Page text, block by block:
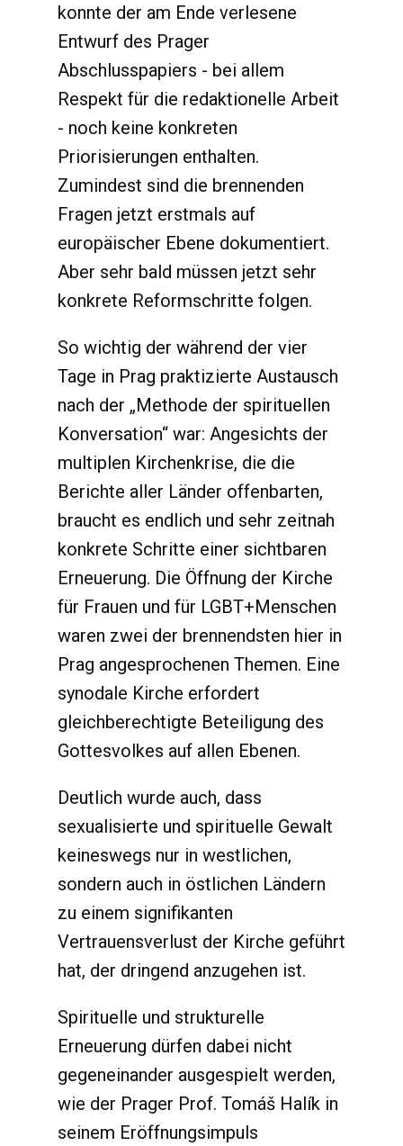
konnte der am Ende verlesene
Entwurf des Prager
Abschlusspapiers - bei allem
Respekt für die redaktionelle Arbeit
- noch keine konkreten
Priorisierungen enthalten.
Zumindest sind die brennenden
Fragen jetzt erstmals auf
europäischer Ebene dokumentiert.
Aber sehr bald müssen jetzt sehr
konkrete Reformschritte folgen.
So wichtig der während der vier
Tage in Prag praktizierte Austausch
nach der „Methode der spirituellen
Konversation“ war: Angesichts der
multiplen Kirchenkrise, die die
Berichte aller Länder offenbarten,
braucht es endlich und sehr zeitnah
konkrete Schritte einer sichtbaren
Erneuerung. Die Öffnung der Kirche
für Frauen und für LGBT+Menschen
waren zwei der brennendsten hier in
Prag angesprochenen Themen. Eine
synodale Kirche erfordert
gleichberechtigte Beteiligung des
Gottesvolkes auf allen Ebenen.
Deutlich wurde auch, dass
sexualisierte und spirituelle Gewalt
keineswegs nur in westlichen,
sondern auch in östlichen Ländern
zu einem signifikanten
Vertrauensverlust der Kirche geführt
hat, der dringend anzugehen ist.
Spirituelle und strukturelle
Erneuerung dürfen dabei nicht
gegeneinander ausgespielt werden,
wie der Prager Prof. Tomáš Halík in
seinem Eröffnungsimpuls